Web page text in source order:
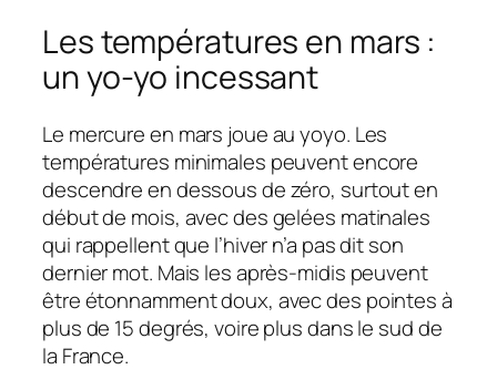
Les températures en mars :
un yo-yo incessant
Le mercure en mars joue au yoyo. Les
températures minimales peuvent encore
descendre en dessous de zéro, surtout en
début de mois, avec des gelées matinales
qui rappellent que l’hiver n’a pas dit son
dernier mot. Mais les après-midis peuvent
être étonnamment doux, avec des pointes à
plus de 15 degrés, voire plus dans le sud de
la France.